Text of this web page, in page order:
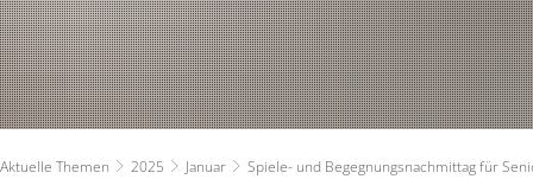
Aktuelle Themen
Zahlen und Fakten
Haushaltsplan
Ortsrecht
Ferienbetreuung
Schulen
Soziales
Aktuelle Themen 2025 Januar Spiele- und Begegnungsnachmittag für